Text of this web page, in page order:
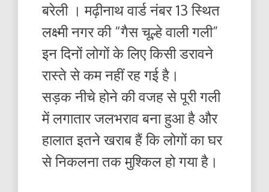
बरेली । मढ़ीनाथ वार्ड नंबर 13 स्थित
लक्ष्मी नगर की “गैस चूल्हे वाली गली”
इन दिनों लोगों के लिए किसी डरावने
रास्ते से कम नहीं रह गई है।
सड़क नीचे होने की वजह से पूरी गली
में लगातार जलभराव बना हुआ है और
हालात इतने खराब हैं कि लोगों का घर
से निकलना तक मुश्किल हो गया है।